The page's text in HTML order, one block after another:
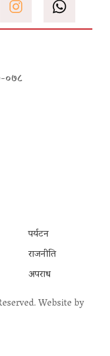
०७८
पर्यटन
राजनीति
अपराध
Website by